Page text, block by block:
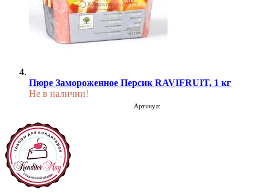
Пюре Замороженное Персик RAVIFRUIT, 1 кг
Не в наличии!
Артикул: